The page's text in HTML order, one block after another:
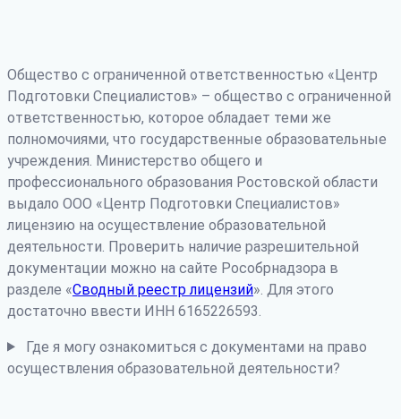
Общество с ограниченной ответственностью «Центр
Подготовки Специалистов» – общество с ограниченной
ответственностью, которое обладает теми же
полномочиями, что государственные образовательные
учреждения. Министерство общего и
профессионального образования Ростовской области
выдало ООО «Центр Подготовки Специалистов»
лицензию на осуществление образовательной
деятельности. Проверить наличие разрешительной
документации можно на сайте Рособрнадзора в
разделе «Сводный реестр лицензий». Для этого
достаточно ввести ИНН 6165226593.
Где я могу ознакомиться с документами на право
осуществления образовательной деятельности?